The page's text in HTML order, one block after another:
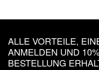
ALLE VORTEILE,
ANMELDEN UND
BESTELLUNG